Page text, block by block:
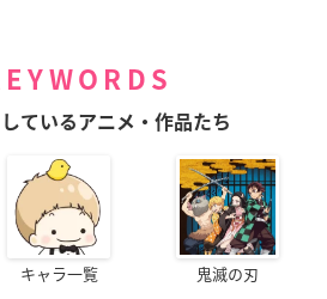
ているアニメ・作品たち
キャラ一覧 鬼滅の刃